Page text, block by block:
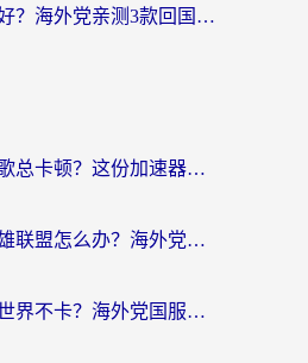
斧牛和闪疾哪个好？海外党亲测3款回国加速器，教你选到不踩坑的那一款
国外玩浮生为卿歌总卡顿？这份加速器选择指南帮你找回丝滑体验
在缅甸打不开英雄联盟怎么办？海外党亲测有效的国服游戏加速指南
澳洲怎么玩坦克世界不卡？海外党国服游戏加速终极指南（附逆战奇妙碰碰车解决方案）